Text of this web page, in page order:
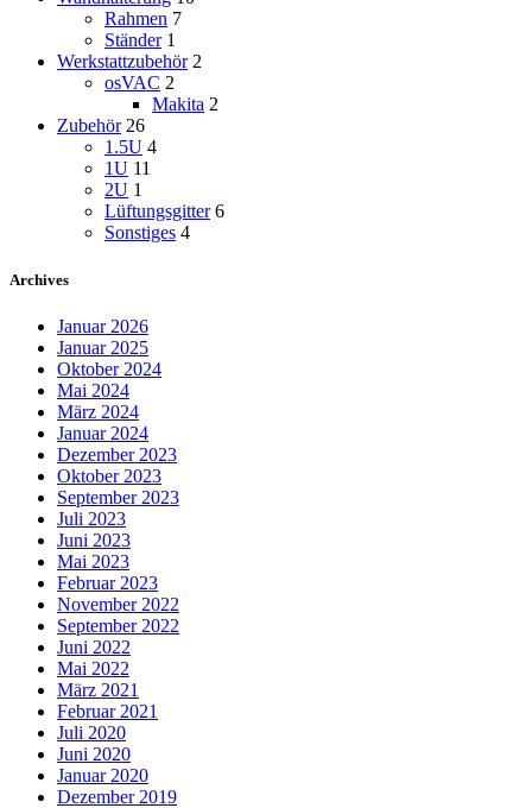
Rahmen 7
Ständer 1
Werkstattzubehör 2
osVAC 2
Makita 2
Zubehör 26
1.5U 4
1U 11
2U 1
Lüftungsgitter 6
Sonstiges 4
Archives
Januar 2026
Januar 2025
Oktober 2024
Mai 2024
März 2024
Januar 2024
Dezember 2023
Oktober 2023
September 2023
Juli 2023
Juni 2023
Mai 2023
Februar 2023
November 2022
September 2022
Juni 2022
Mai 2022
März 2021
Februar 2021
Juli 2020
Juni 2020
Januar 2020
Dezember 2019